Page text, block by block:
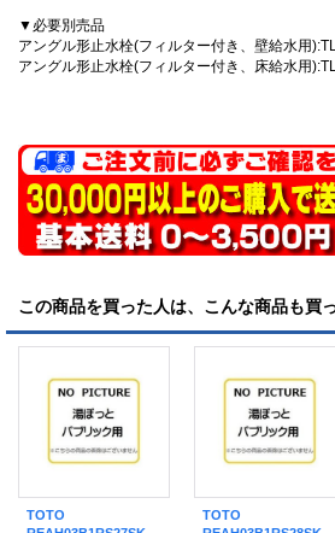
▼必要別売品
アングル形止水栓(フィルター付き、壁給水用
アングル形止水栓(フィルター付き、床給水用
この商品を買った人は、こんな商品も買
TOTO
TOTO